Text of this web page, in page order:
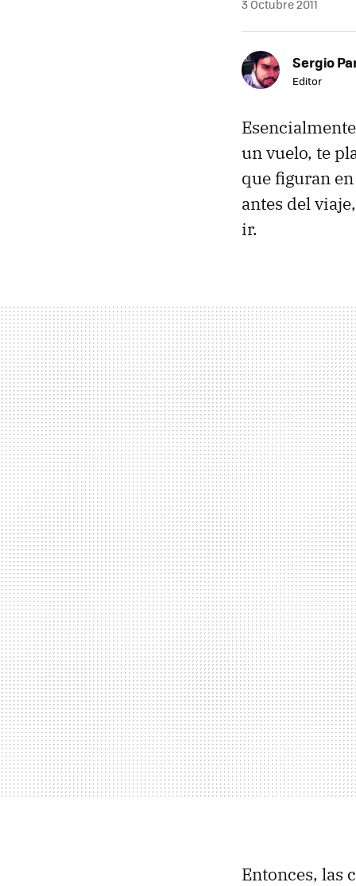
3 Octubre 2011
Sergio
Editor
un vuelo, te
que figuran
antes del
ir.
Entonces, las